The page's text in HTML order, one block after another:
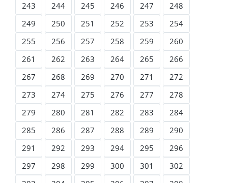
243
244 245 246 247
248
249
250 251 252 253
254
255
256 257 258 259
260
261
262 263 264 265
266
267
268 269 270 271
272
273
274 275 276 277
278
279
280 281 282 283
284
285
286 287 288 289
290
291
292 293 294 295
296
297
298 299 300 301
302